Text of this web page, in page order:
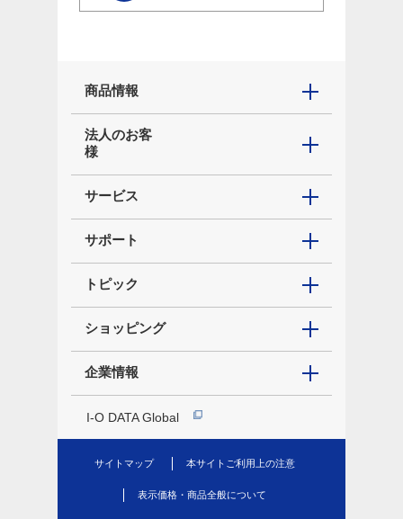
商品情報
法人のお客
様
サービス
サポート
トピック
ショッピング
企業情報
I-O DATA Global
サイトマップ 本サイトご利用上の注意
表示価格・商品全般について